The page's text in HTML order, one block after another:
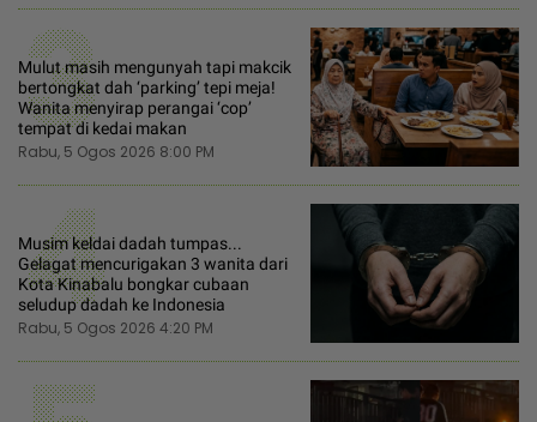
3
Mulut masih mengunyah tapi makcik
bertongkat dah ‘parking’ tepi meja!
Wanita menyirap perangai ‘cop’
tempat di kedai makan
Rabu, 5 Ogos 2026 8:00 PM
4
Musim keldai dadah tumpas...
Gelagat mencurigakan 3 wanita dari
Kota Kinabalu bongkar cubaan
seludup dadah ke Indonesia
Rabu, 5 Ogos 2026 4:20 PM